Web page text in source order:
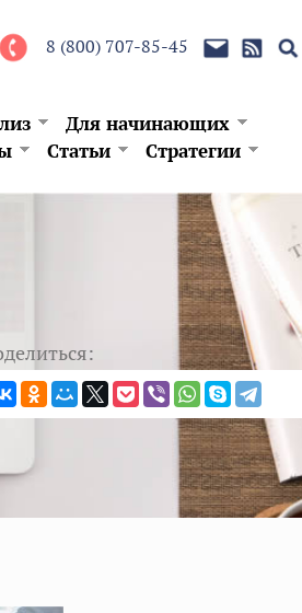
8 (800) 707-85-45
Для начинающих
Статьи Стратегии